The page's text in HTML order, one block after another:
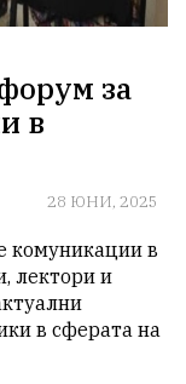
за
в
28 ЮНИ, 2025
комуникации в
лектори и
в сферата на